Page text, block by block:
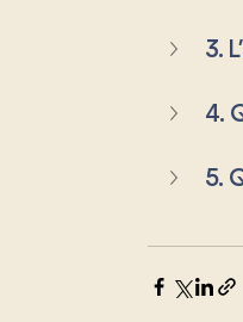
3.
4.
5.